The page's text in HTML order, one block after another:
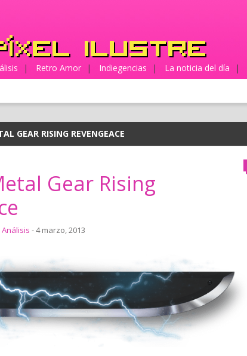
| Retro Amor | Indiegencias | La noticia del día |
GEAR RISING REVENGEACE
Gear Rising
Análisis - 4 marzo, 2013